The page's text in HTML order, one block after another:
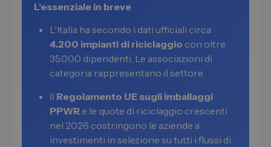
L'essenziale in breve
L'Italia ha secondo i dati ufficiali circa
4.200 impianti di riciclaggio con oltre
35.000 dipendenti. Le associazioni di
categoria rappresentano il settore.
Il Regolamento UE sugli imballaggi
PPWR e le quote di riciclaggio crescenti
nel 2026 costringono le aziende a
investimenti in selezione su tutti i flussi di